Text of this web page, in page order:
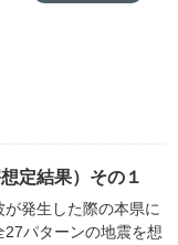
定結果）その１
発生した際の本県に
パターンの地震を想